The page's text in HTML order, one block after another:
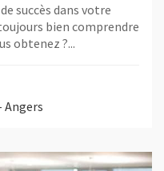
succès dans votre
bien comprendre
obtenez ?...
Angers
: Inauguration du Mur